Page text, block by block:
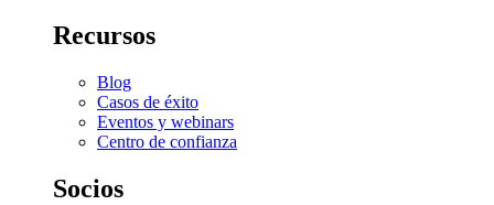
Recursos
Blog
Casos de éxito
Eventos y webinars
Centro de confianza
Socios